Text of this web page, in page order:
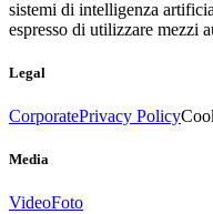
sistemi di intelligenza
espresso di utilizzare mezzi
Legal
CorporatePrivacy Policy
Media
VideoFoto